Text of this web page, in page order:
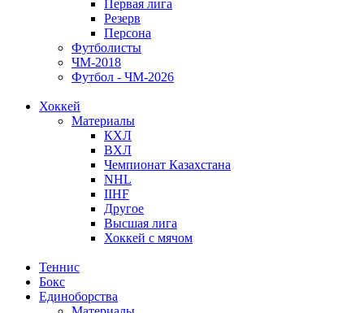
Первая лига
Резерв
Персона
Футболисты
ЧМ-2018
Футбол - ЧМ-2026
Хоккей
Материалы
КХЛ
ВХЛ
Чемпионат Казахстана
NHL
IIHF
Другое
Высшая лига
Хоккей с мячом
Теннис
Бокс
Единоборства